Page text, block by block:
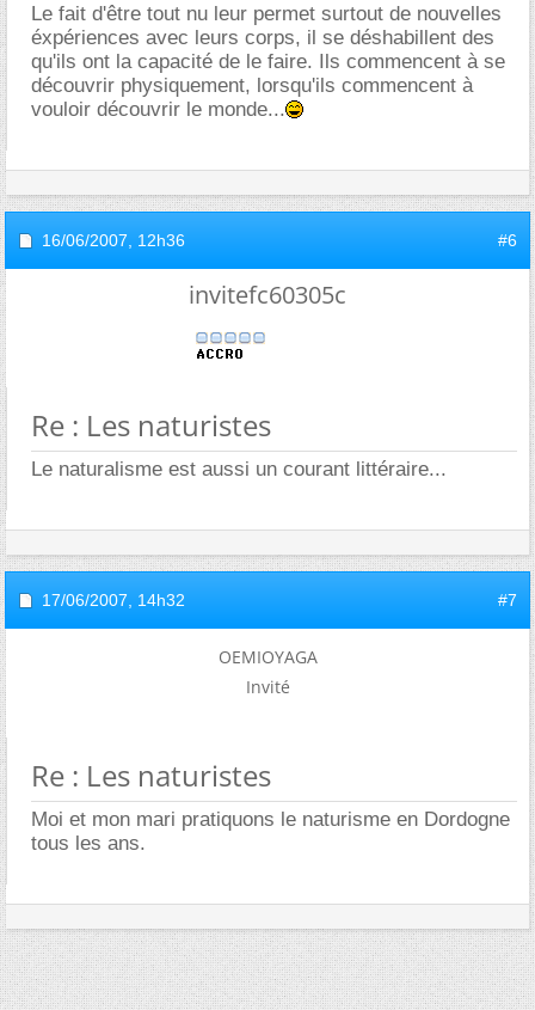
Le fait d'être tout nu leur permet surtout de nouvelles
éxpériences avec leurs corps, il se déshabillent des
qu'ils ont la capacité de le faire. Ils commencent à se
découvrir physiquement, lorsqu'ils commencent à
vouloir découvrir le monde...
16/06/2007, 12h36 #6
invitefc60305c
Re : Les naturistes
Le naturalisme est aussi un courant littéraire...
17/06/2007, 14h32 #7
OEMIOYAGA
Invité
Re : Les naturistes
Moi et mon mari pratiquons le naturisme en Dordogne
tous les ans.